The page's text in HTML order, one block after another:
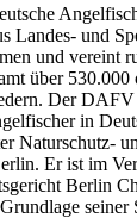
Landes- und
und vereint
über 530.000
Der DAFV
in
Naturschutz-
Er ist im
Berlin
seiner